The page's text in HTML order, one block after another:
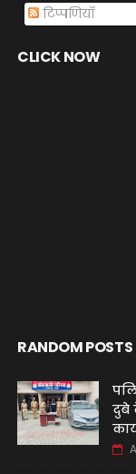
टिप्पणियाँ
CLICK NOW
RANDOM POSTS
दुबे